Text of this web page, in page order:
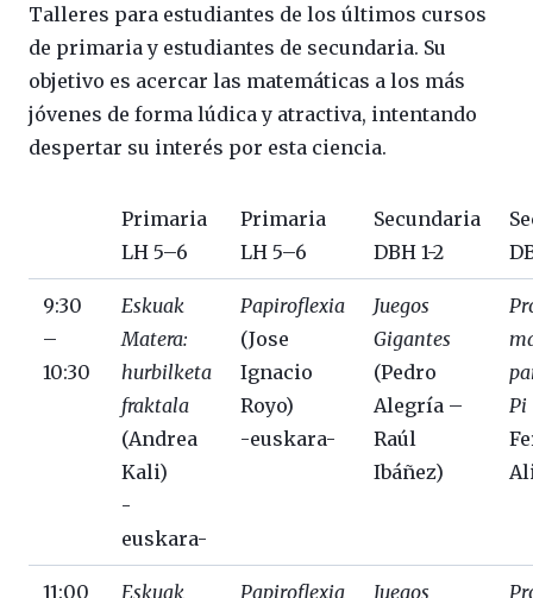
Talleres para estudiantes de los últimos cursos
de primaria y estudiantes de secundaria. Su
objetivo es acercar las matemáticas a los más
jóvenes de forma lúdica y atractiva, intentando
despertar su interés por esta ciencia.
Primaria
LH 5–6
Primaria
LH 5–6
Secundaria
DBH 1-2
9:30
–
10:30
Eskuak
Matera:
hurbilketa
fraktala
(Andrea
Kali)
-
euskara-
Papiroflexia
(Jose
Ignacio
Royo)
-euskara-
Juegos
Gigantes
(Pedro
Alegría –
Raúl
Ibáñez)
Pi
11:00 Eskuak Papiroflexia Juegos